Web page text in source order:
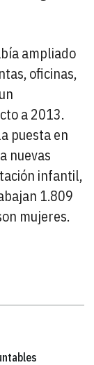
ampliado
oficinas,
a 2013.
puesta en
nuevas
infantil,
1.809
mujeres.